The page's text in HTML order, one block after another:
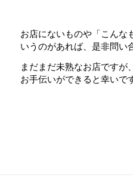
お店にないものや「こんな
いうのがあれば、是非問い
まだまだ未熟なお店です
お手伝いができると幸いです